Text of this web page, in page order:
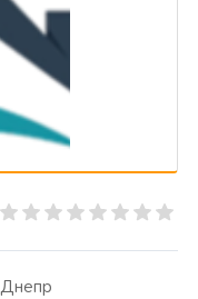
Днепр